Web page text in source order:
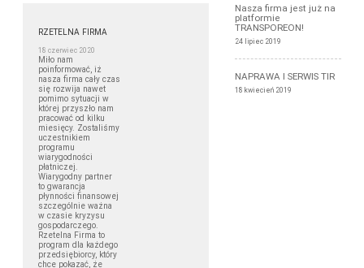
RZETELNA FIRMA
18 czerwiec 2020
Miło nam
poinformować, iż
nasza firma cały czas
się rozwija nawet
pomimo sytuacji w
której przyszło nam
pracować od kilku
miesięcy. Zostaliśmy
uczestnikiem
programu
wiarygodności
płatniczej.
Wiarygodny partner
to gwarancja
płynności finansowej
szczególnie ważna
w czasie kryzysu
gospodarczego.
Rzetelna Firma to
program dla każdego
przedsiębiorcy, który
chce pokazać, że
Nasza firma jest już na
platformie
TRANSPOREON!
24 lipiec 2019
NAPRAWA I SERWIS TIR
18 kwiecień 2019